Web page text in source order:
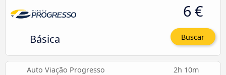
Básica
6 €
Buscar
Auto Viação Progresso 2h 10m